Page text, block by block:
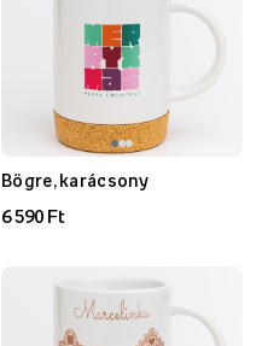
Bögre, karácsony
6 590 Ft